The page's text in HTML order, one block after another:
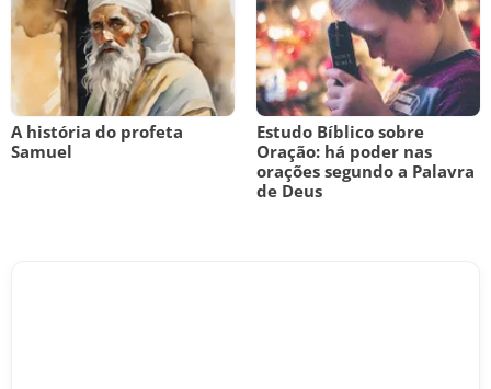
A história do profeta
Samuel
Estudo Bíblico sobre
Oração: há poder nas
orações segundo a Palavra
de Deus